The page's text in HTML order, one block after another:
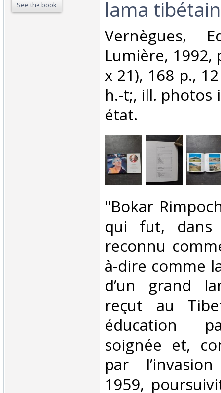
See the book
lama
‎Vernègues,
Lumière, 1992,
x 21), 168 p.,
h.-t;, ill. photos
état. ‎
‎"Bokar
qui fut, dans
reconnu
à-dire comme
d’un grand
reçut au
éducation
soignée et,
par
1959,